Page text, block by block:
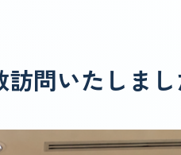
問いたしま